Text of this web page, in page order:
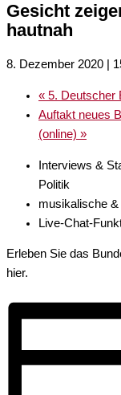
Gesicht
hautnah
8. Dezember 2020 |
« 5. Deutscher
Auftakt neues
(online) »
Interviews &
Politik
musikalische
Live-Chat-
Erleben Sie das
hier.